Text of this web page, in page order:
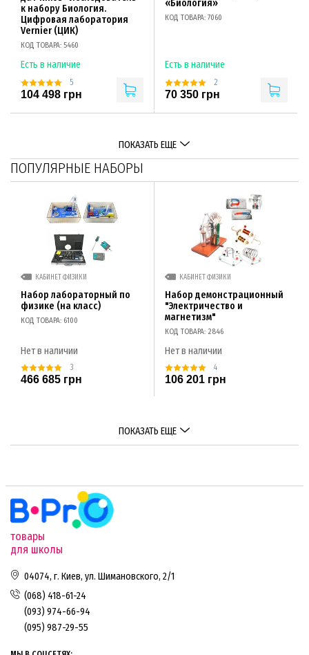
к набору Биология.
Цифровая лаборатория
Vernier (ЦИК)
КОД ТОВАРА: 5460
Есть в наличие
5
104 498 грн
«Биология»
КОД ТОВАРА: 7060
Есть в наличие
2
70 350 грн
ПОКАЗАТЬ ЕЩЕ
ПОПУЛЯРНЫЕ НАБОРЫ
КАБИНЕТ ФИЗИКИ
Набор лабораторный по
физике (на класс)
КОД ТОВАРА: 6100
Нет в наличии
3
466 685 грн
КАБИНЕТ ФИЗИКИ
Набор демонстрационный
"Электричество и
магнетизм"
КОД ТОВАРА: 2846
Нет в наличии
4
106 201 грн
ПОКАЗАТЬ ЕЩЕ
товары
для школы
04074, г. Киев, ул. Шимановского, 2/1
(068) 418-61-24
(093) 974-66-94
(095) 987-29-55